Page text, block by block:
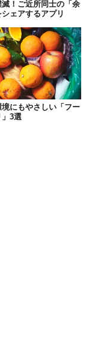
More. Waste Less/YouTube
シェアアプリ。
ぎで余った食料の
け取りに来るとい
らしいアプリ
に利用できる。
はないかも？
くれることを願
！ご近所同士の「余
ェアするアプリ
にもやさしい「フー
」3選